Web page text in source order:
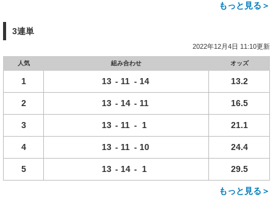
もっと見る＞
3連単
2022年12月4日 11:10更新
人気 組み合わせ オッズ
1 13 - 11 - 14 13.2
2 13 - 14 - 11 16.5
3 13 - 11 - 1 21.1
4 13 - 11 - 10 24.4
5 13 - 14 - 1 29.5
もっと見る＞